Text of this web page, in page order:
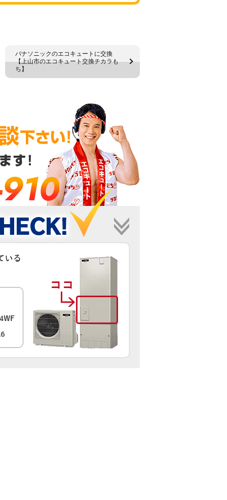
パナソニックのエコキュートに交換
【上山市のエコキュート交換チカラも
ち】